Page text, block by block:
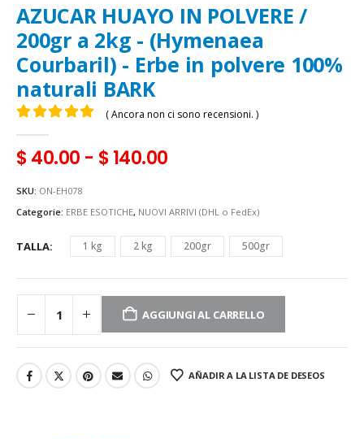
AZUCAR HUAYO IN POLVERE /
200gr a 2kg - (Hymenaea
Courbaril) - Erbe in polvere 100%
naturali BARK
( Ancora non ci sono recensioni. )
$40.00 - $140.00
SKU: ON-EH078
Categorie: ERBE ESOTICHE, NUOVI ARRIVI (DHL o FedEx)
TALLA 1 kg 2 kg 200gr 500gr
AGGIUNGI AL CARRELLO
AÑADIR A LA LISTA DE DESEOS